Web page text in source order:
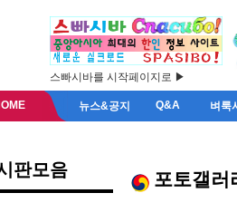
스빠시바를 시작페이지로 ▶
뉴스&공지 Q&A 벼룩
판모음 포토갤러